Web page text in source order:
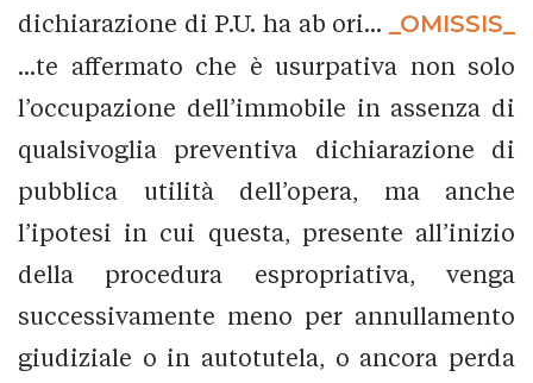
dichiarazione di P.U. ha ab ori...
_OMISSIS_
...te affermato che è usurpativa non solo
l’occupazione dell’immobile in assenza di
qualsivoglia preventiva dichiarazione di
pubblica utilità dell’opera, ma anche
l’ipotesi in cui questa, presente all’inizio
della procedura espropriativa, venga
successivamente meno per annullamento
giudiziale o in autotutela, o ancora perda